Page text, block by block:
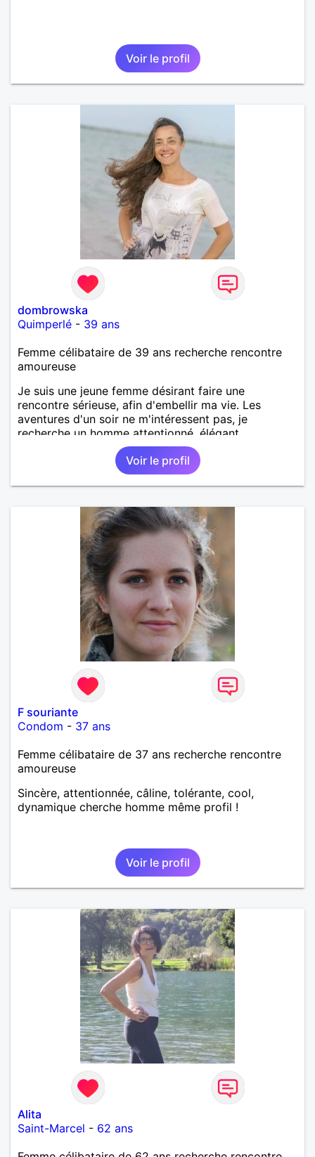
Voir le profil
dombrowska
Quimperlé - 39 ans
Femme célibataire de 39 ans recherche rencontre
amoureuse
Je suis une jeune femme désirant faire une
rencontre sérieuse, afin d'embellir ma vie. Les
aventures d'un soir ne m'intéressent pas, je
recherche un homme attentionné, élégant,
romantique, sensible.
Voir le profil
F souriante
Condom - 37 ans
Femme célibataire de 37 ans recherche rencontre
amoureuse
Sincère, attentionnée, câline, tolérante, cool,
dynamique cherche homme même profil !
Voir le profil
Alita
Saint-Marcel - 62 ans